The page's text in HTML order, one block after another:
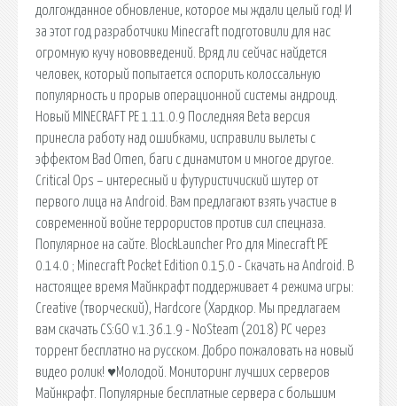
долгожданное обновление, которое мы ждали целый год! И
за этот год разработчики Minecraft подготовили для нас
огромную кучу нововведений. Вряд ли сейчас найдется
человек, который попытается оспорить колоссальную
популярность и прорыв операционной системы андроид.
Новый MINECRAFT PE 1.11.0.9 Последняя Beta версия
принесла работу над ошибками, исправили вылеты с
эффектом Bad Omen, баги с динамитом и многое другое.
Critical Ops – интересный и футуристичиский шутер от
первого лица на Android. Вам предлагают взять участие в
современной войне террористов против сил спецназа.
Популярное на сайте. BlockLauncher Pro для Minecraft PE
0.14.0 ; Minecraft Pocket Edition 0.15.0 - Скачать на Android. В
настоящее время Майнкрафт поддерживает 4 режима игры:
Creative (творческий), Hardcore (Хардкор. Мы предлагаем
вам скачать CS:GO v.1.36.1.9 - NoSteam (2018) PC через
торрент бесплатно на русском. Добро пожаловать на новый
видео ролик! ♥Молодой. Мониторинг лучших серверов
Майнкрафт. Популярные бесплатные сервера с большим